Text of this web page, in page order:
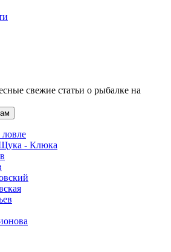
свежие статьи о рыбалке на
- Клюка